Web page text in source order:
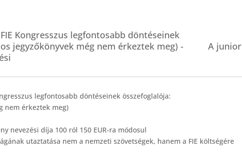
Kongresszus legfontosabb döntéseinek
jegyzőkönyvek még nem érkeztek meg) - A junior
legfontosabb döntéseinek összefoglalója:
nem érkeztek meg)
díja 100 ról 150 EUR-ra módosul
utaztatása nem a nemzeti szövetségek, hanem a FIE költségére